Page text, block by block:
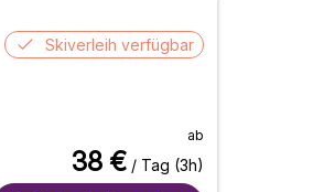
Skiverleih verfügbar
ab
38 € / Tag (3h)